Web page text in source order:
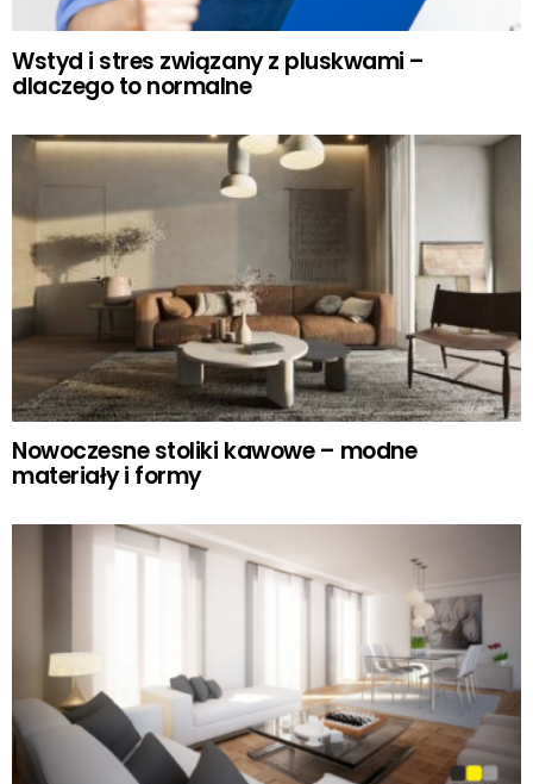
Wstyd i stres związany z pluskwami –
dlaczego to normalne
Nowoczesne stoliki kawowe – modne
materiały i formy